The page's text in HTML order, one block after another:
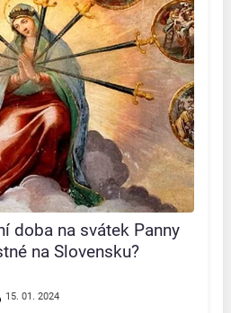
doba na svátek Panny
na Slovensku?
15. 01. 2024